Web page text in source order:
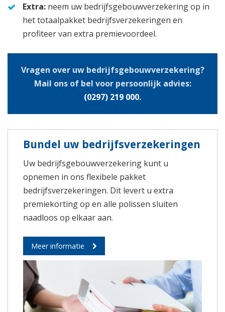
Extra: neem uw bedrijfsgebouwverzekering op in
het totaalpakket bedrijfsverzekeringen en
profiteer van extra premievoordeel.
Vragen over uw bedrijfsgebouwverzekering?
Mail ons of bel voor persoonlijk advies:
(0297) 219 000.
Bundel uw bedrijfsverzekeringen
Uw bedrijfsgebouwverzekering kunt u
opnemen in ons flexibele pakket
bedrijfsverzekeringen. Dit levert u extra
premiekorting op en alle polissen sluiten
naadloos op elkaar aan.
Meer informatie